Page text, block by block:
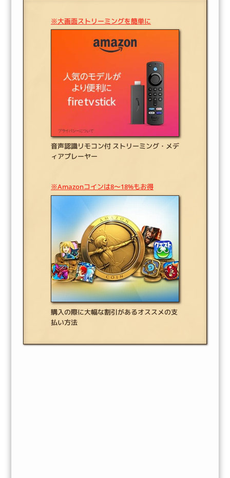
※大画面ストリーミングを簡単に
音声認識リモコン付 ストリーミング・メデ
ィアプレーヤー
※Amazonコインは8～18%もお得
購入の際に大幅な割引があるオススメの支
払い方法